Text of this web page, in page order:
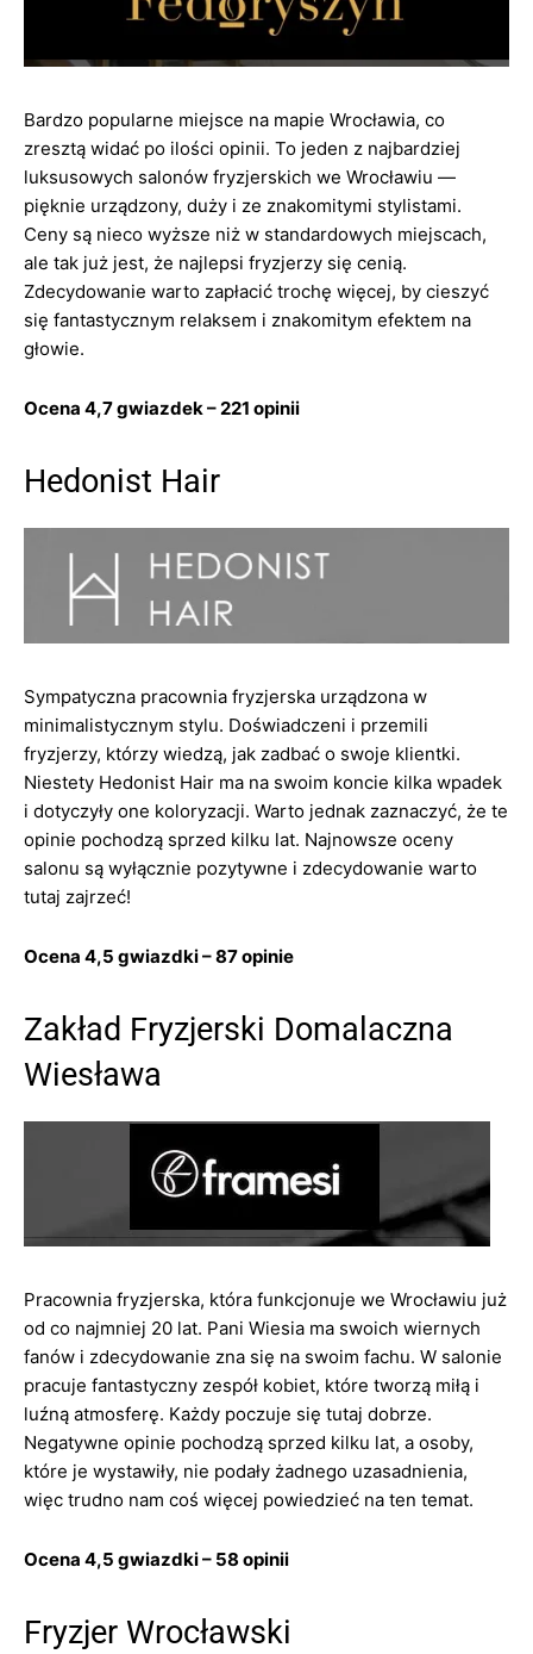
Bardzo popularne miejsce na mapie Wrocławia, co
zresztą widać po ilości opinii. To jeden z najbardziej
luksusowych salonów fryzjerskich we Wrocławiu —
pięknie urządzony, duży i ze znakomitymi stylistami.
Ceny są nieco wyższe niż w standardowych miejscach,
ale tak już jest, że najlepsi fryzjerzy się cenią.
Zdecydowanie warto zapłacić trochę więcej, by cieszyć
się fantastycznym relaksem i znakomitym efektem na
głowie.
Ocena 4,7 gwiazdek – 221 opinii
Hedonist Hair
Sympatyczna pracownia fryzjerska urządzona w
minimalistycznym stylu. Doświadczeni i przemili
fryzjerzy, którzy wiedzą, jak zadbać o swoje klientki.
Niestety Hedonist Hair ma na swoim koncie kilka wpadek
i dotyczyły one koloryzacji. Warto jednak zaznaczyć, że te
opinie pochodzą sprzed kilku lat. Najnowsze oceny
salonu są wyłącznie pozytywne i zdecydowanie warto
tutaj zajrzeć!
Ocena 4,5 gwiazdki – 87 opinie
Zakład Fryzjerski Domalaczna
Wiesława
Pracownia fryzjerska, która funkcjonuje we Wrocławiu już
od co najmniej 20 lat. Pani Wiesia ma swoich wiernych
fanów i zdecydowanie zna się na swoim fachu. W salonie
pracuje fantastyczny zespół kobiet, które tworzą miłą i
luźną atmosferę. Każdy poczuje się tutaj dobrze.
Negatywne opinie pochodzą sprzed kilku lat, a osoby,
które je wystawiły, nie podały żadnego uzasadnienia,
więc trudno nam coś więcej powiedzieć na ten temat.
Ocena 4,5 gwiazdki – 58 opinii
Fryzjer Wrocławski